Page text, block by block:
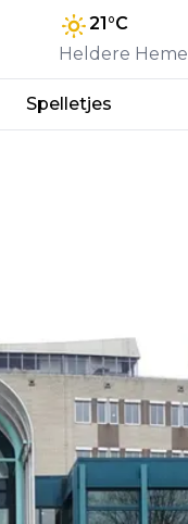
21°C
Heldere Hemel
Spelletjes